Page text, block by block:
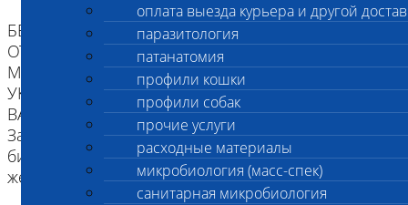
оплата выезда курьера и другой
паразитология
патанатомия
профили кошки
профили собак
прочие услуги
расходные материалы
микробиология (масс-спек)
санитарная микробиология
БЕЗ ИДЕНТИФИКАЦИИ, МЫ НЕ НЕСЕМ
ОТВЕТСТВЕННОСТИ, ЧТО ПРИСЛАННЫЙ
МАТЕРИАЛ ПРИНАДЛЕЖИТ ЖИВОТНОМУ
УКАЗАННОМУ В НАПРАВЛЕНИИ.
ВАЖНО для взятия буккального эпителия:
За два часа до проведения процедуры взятия
биоматериала животное следует не кормить,
желательна изоляция от других животных.